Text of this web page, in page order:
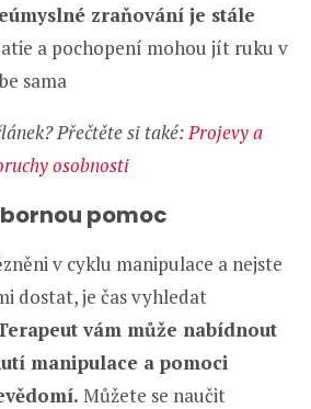
zraňování je stále
a pochopení mohou jít ruku v
sama
Přečtěte si také:Projevy a
osobnosti
pomoc
v cyklu manipulace a nejste
dostat, je čas vyhledat
vám může nabídnout
manipulace a pomoci
Můžete se naučit